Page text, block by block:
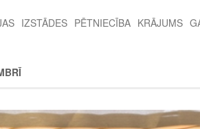
IZSTĀDES PĒTNIECĪBA KRĀJUMS